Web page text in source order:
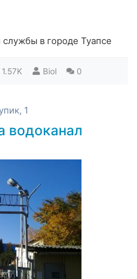
в городе Туапсе
1.57K Biol 0
1
водоканал